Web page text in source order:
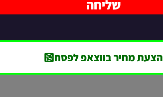
שליחה
הצעת מחיר בווצאפ לפסח